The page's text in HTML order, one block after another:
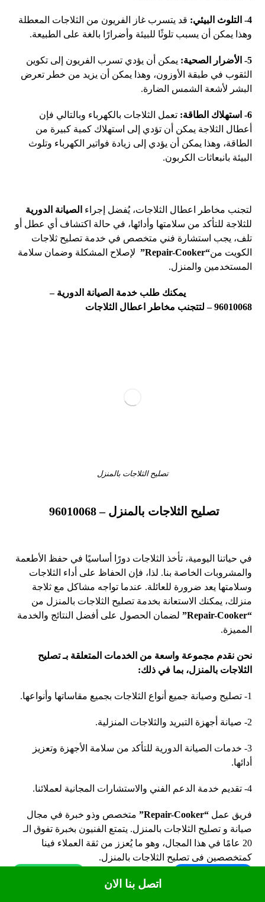
4- التلوث البيئي:
قد يتسرب غاز الفريون من الثلاجات المعطلة
وهذا يمكن أن يسبب تلوثًا للبيئة وأضرارًا بالغة على الطبيعة.
5- الأضرار الصحية:
يمكن أن يؤدي تسرب الفريون إلى تكوين
الثقوب في طبقة الأوزون، وهذا يمكن أن يزيد من خطر تعرض
البشر لأشعة الشمس الضارة.
6- استهلاك الطاقة:
تعمل الثلاجات بالكهرباء وبالتالي فإن
أعطال الثلاجة يمكن أن تؤدي إلى استهلاك كمية كبيرة من
الطاقة، وهذا يمكن أن يؤدي إلى زيادة فواتير الكهرباء وتلوث
البيئة بانبعاثات الكربون.
لتجنب مخاطر اعطال الثلاجات، يُفضل إجراء الصيانة الدورية
للثلاجة للتأكد من سلامتها وأدائها، في حالة اكتشاف أي عطل أو
تلف، يجب استشارة فني متخصص في خدمة تصليح ثلاجات
الكويت من“Repair-Cooker”
لإصلاح المشكلة وضمان سلامة
المستخدمين والمنزل.
يمكنك طلب خدمة الصيانة الدورية –
96010068 – لتتجنب مخاطر اعطال الثلاجات
تصليح الثلاجات بالمنزل
تصليح الثلاجات بالمنزل –96010068
في حياتنا اليومية، تأخذ الثلاجات دورًا أساسيًا في حفظ الأطعمة
والمشروبات الخاصة بنا. لذا، فإن الحفاظ على أداء الثلاجات
وسلامتها يعد ضرورة للعائلة. عندما تواجه مشاكل مع ثلاجة
منزلك، يمكنك الاستعانة بخدمة تصليح الثلاجات بالمنزل من
“Repair-Cooker”
لضمان الحصول على أفضل النتائج والخدمة
المميزة.
نحن نقدم مجموعة واسعة من الخدمات المتعلقة بـ تصليح
الثلاجات بالمنزل، بما في ذلك:
1- تصليح وصيانة جميع أنواع الثلاجات بجميع مقاساتها وأنواعها.
2- صيانة أجهزة التبريد والثلاجات المنزلية.
3- خدمات الصيانة الدورية للتأكد من سلامة الأجهزة وتعزيز
أدائها.
4- تقديم خدمة الدعم الفني والاستشارات المجانية لعملائنا.
فريق عمل“Repair-Cooker”
متخصص وذو خبرة في مجال
صيانة و تصليح الثلاجات بالمنزل. يتمتع الفنيون بخبرة تفوق الـ
20 عامًا في هذا المجال، وهو ما يُعزز من ثقة العملاء فينا
كمتخصصين فى تصليح الثلاجات بالمنزل.
الاستعانة بخدماتنا لـ تصليح الثلاجات بالمنزل ستضمن لك العديد
اتصل بنا الان